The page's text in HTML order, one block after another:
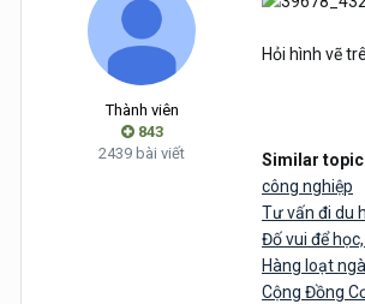
Thành viên
843
2439 bài viết
Hỏi hình vẽ
Similar
công nghiệp
Tư vấn đi du
Đố vui để
Hàng loạt
Cộng Đồng